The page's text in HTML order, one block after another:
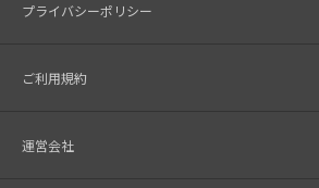
プライバシーポリシー
ご利用規約
運営会社